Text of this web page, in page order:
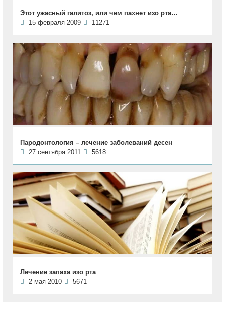
Этот ужасный галитоз, или чем пахнет изо рта…
15 февраля 2009
11271
Пародонтология – лечение заболеваний десен
27 сентября 2011
5618
Лечение запаха изо рта
2 мая 2010
5671